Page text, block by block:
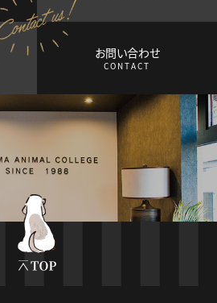
お問い合わせ
CONTACT